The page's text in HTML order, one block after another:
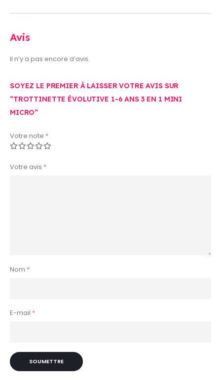
Avis
Il n’y a pas encore d’avis.
SOYEZ LE PREMIER À LAISSER VOTRE AVIS SUR
“TROTTINETTE ÉVOLUTIVE 1-6 ANS 3 EN 1 MINI
MICRO”
Votre note *
Votre avis *
Nom *
E-mail *